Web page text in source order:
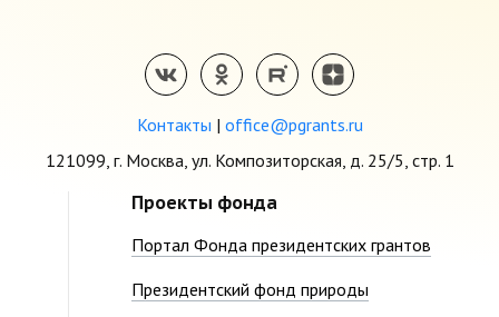
Контакты | office@pgrants.ru
121099, г. Москва, ул. Композиторская, д. 25/5, стр. 1
Проекты фонда
Портал Фонда президентских грантов
Президентский фонд природы